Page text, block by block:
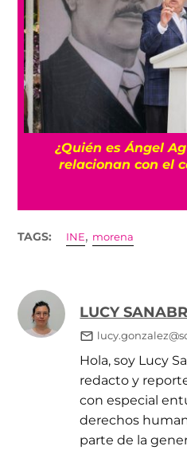
¿Quién es Ángel
relacionan con el
TAGS: INE, morena
LUCY
Hola, soy Lucy
redacto y
con especial
derechos
parte de la